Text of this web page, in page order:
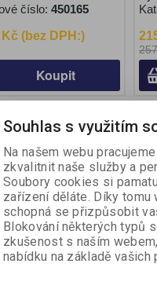
číslo: 450165
(bez DPH:)
Koupit
Sleva
16,30 %
- Panda
Souhlas s využitím
Na našem webu
zkvalitnit naše služby a
Soubory cookies si
zařízení děláte. Díky tomu
schopná se přizpůsobit
Blokování některých typů
zkušenost s naším
nabídku na základě vašich